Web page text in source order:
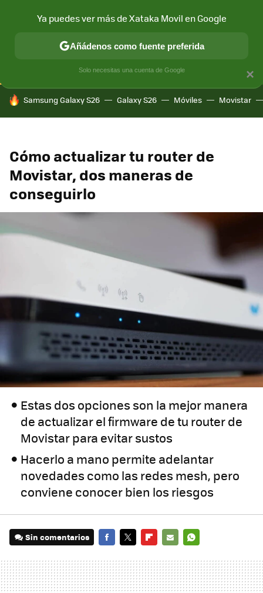
CONECTIVIDAD MÓVIL Y SOCIEDAD APLICACIONES
HOY SE HABLA DE
Samsung Galaxy S26 Galaxy S26 Móviles Movistar
Cómo actualizar tu router de
Movistar, dos maneras de
conseguirlo
Estas dos opciones son la mejor manera
de actualizar el firmware de tu router de
Movistar para evitar sustos
Hacerlo a mano permite adelantar
novedades como las redes mesh, pero
conviene conocer bien los riesgos
Sin comentarios
MAIL
×
Ya puedes ver más de Xataka Movil en Google
Añádenos como fuente preferida
Solo necesitas una cuenta de Google